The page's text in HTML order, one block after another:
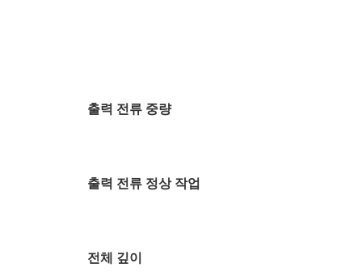
출력 전류 중량
출력 전류 정상 작업
전체 깊이